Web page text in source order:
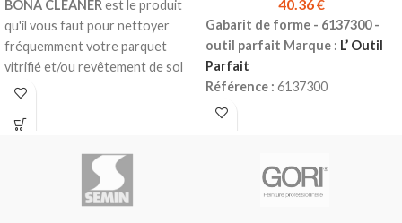
BONA CLEANERest le produit
qu'il vous faut pour nettoyer
fréquemment votre parquet
vitrifié et/ou revêtement de sol
stratifié.
nettoyage simple et efficace.
Convient aussi bien au nettoyage
manuel qu'au nettoyage à la
40.36€
Gabarit de forme - 6137300 -
outil parfait Marque : L’ Outil
Parfait
Référence : 6137300
Utilisation :
amovibles.
Prix TTC :40.36 €